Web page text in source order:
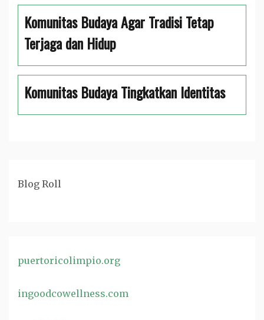
Komunitas Budaya Agar Tradisi Tetap
Terjaga dan Hidup
Komunitas Budaya Tingkatkan Identitas
Blog Roll
puertoricolimpio.org
ingoodcowellness.com